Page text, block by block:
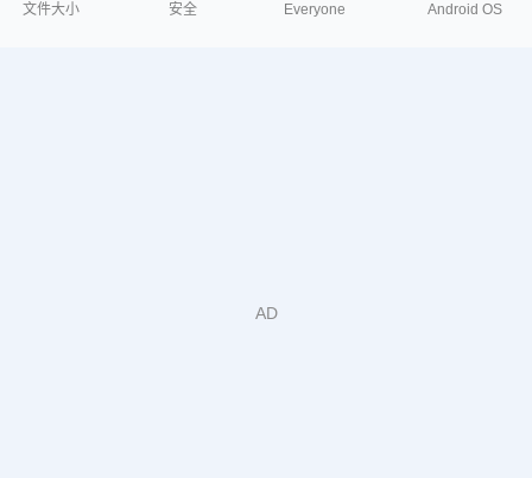
文件大小 安全 Everyone Android OS